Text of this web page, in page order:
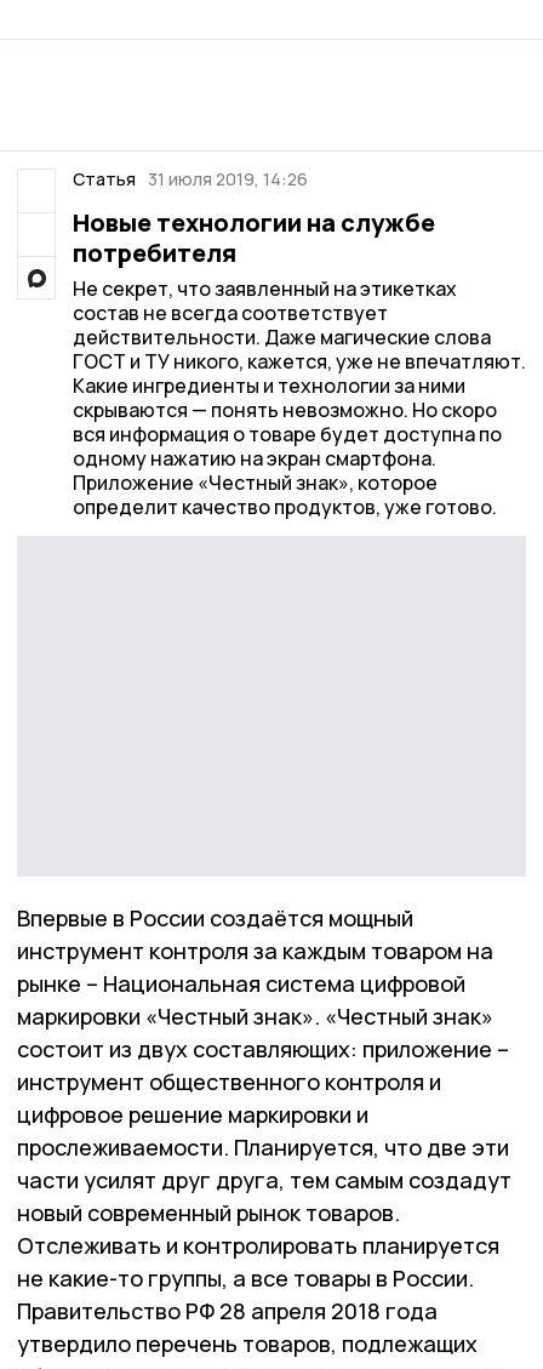
Статья 31 июля 2019, 14:26
Новые технологии на службе
потребителя
Не секрет, что заявленный на этикетках
состав не всегда соответствует
действительности. Даже магические слова
ГОСТ и ТУ никого, кажется, уже не впечатляют.
Какие ингредиенты и технологии за ними
скрываются — понять невозможно. Но скоро
вся информация о товаре будет доступна по
одному нажатию на экран смартфона.
Приложение «Честный знак», которое
определит качество продуктов, уже готово.
Впервые в России создаётся мощный
инструмент контроля за каждым товаром на
рынке – Национальная система цифровой
маркировки «Честный знак». «Честный знак»
состоит из двух составляющих: приложение –
инструмент общественного контроля и
цифровое решение маркировки и
прослеживаемости. Планируется, что две эти
части усилят друг друга, тем самым создадут
новый современный рынок товаров.
Отслеживать и контролировать планируется
не какие-то группы, а все товары в России.
Правительство РФ 28 апреля 2018 года
утвердило перечень товаров, подлежащих